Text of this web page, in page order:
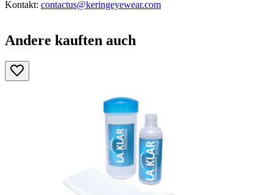
Kontakt: contactus@keringeyewear.com
Andere kauften auch